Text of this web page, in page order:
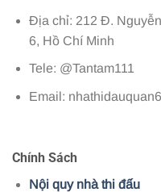
Địa chỉ: 212 Đ.
6, Hồ Chí Minh
Tele: @Tantam111
Email:
Chính Sách
Nội quy nhà thi đấu